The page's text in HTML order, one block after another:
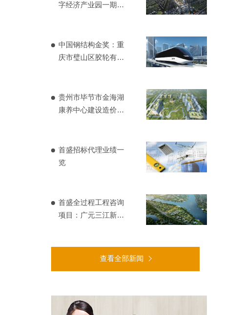
字经济产业园一期造
中国钢结构金奖：重
庆市璧山区胶轮有轨
贵州市毕节市金海湖
康养中心建设造价项
首盛招标代理业绩一
览
首盛全过程工程咨询
项目：广元三江新区
查看全部新闻